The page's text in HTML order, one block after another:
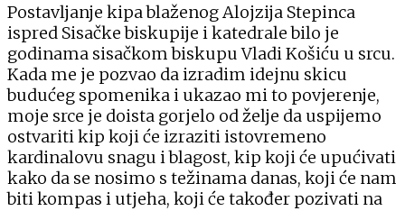
Postavljanje kipa blaženog Alojzija Stepinca
ispred Sisačke biskupije i katedrale bilo je
godinama sisačkom biskupu Vladi Košiću u srcu.
Kada me je pozvao da izradim idejnu skicu
budućeg spomenika i ukazao mi to povjerenje,
moje srce je doista gorjelo od želje da uspijemo
ostvariti kip koji će izraziti istovremeno
kardinalovu snagu i blagost, kip koji će upućivati
kako da se nosimo s težinama danas, koji će nam
biti kompas i utjeha, koji će također pozivati na